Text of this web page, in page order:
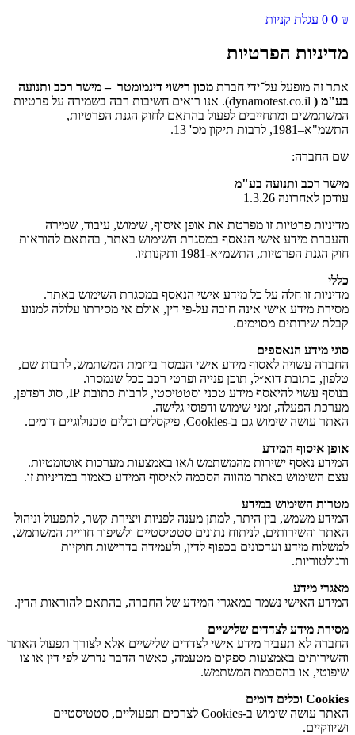
0 ₪
0 עגלת קניות
מדיניות הפרטיות
אתר זה מופעל על־ידי חברת מכון רישוי דינמומטר – מישר רכב ותנועה
בע"מ (
dynamotest.co.il). אנו רואים חשיבות רבה בשמירה על פרטיות
המשתמשים ומתחייבים לפעול בהתאם לחוק הגנת הפרטיות,
התשמ"א–1981, לרבות תיקון מס' 13.
שם החברה:
מישר רכב ותנועה בע"מ
עודכן לאחרונה 1.3.26
מדיניות פרטיות זו מפרטת את אופן איסוף, שימוש, עיבוד, שמירה
והעברת מידע אישי הנאסף במסגרת השימוש באתר, בהתאם להוראות
חוק הגנת הפרטיות, התשמ״א-1981 ותקנותיו.
כללי
מדיניות זו חלה על כל מידע אישי הנאסף במסגרת השימוש באתר.
מסירת מידע אישי אינה חובה על-פי דין, אולם אי מסירתו עלולה למנוע
קבלת שירותים מסוימים.
סוגי מידע הנאספים
החברה עשויה לאסוף מידע אישי הנמסר ביוזמת המשתמש, לרבות שם,
טלפון, כתובת דוא״ל, תוכן פנייה ופרטי רכב ככל שנמסרו.
בנוסף עשוי להיאסף מידע טכני וסטטיסטי, לרבות כתובת IP, סוג דפדפן,
מערכת הפעלה, זמני שימוש ודפוסי גלישה.
האתר עושה שימוש גם ב-Cookies, פיקסלים וכלים טכנולוגיים דומים.
אופן איסוף המידע
המידע נאסף ישירות מהמשתמש ו/או באמצעות מערכות אוטומטיות.
עצם השימוש באתר מהווה הסכמה לאיסוף המידע כאמור במדיניות זו.
מטרות השימוש במידע
המידע משמש, בין היתר, למתן מענה לפניות ויצירת קשר, לתפעול וניהול
האתר והשירותים, לניתוח נתונים סטטיסטיים ולשיפור חוויית המשתמש,
למשלוח מידע ועדכונים בכפוף לדין, ולעמידה בדרישות חוקיות
ורגולטוריות.
מאגרי מידע
המידע האישי נשמר במאגרי המידע של החברה, בהתאם להוראות הדין.
מסירת מידע לצדדים שלישיים
החברה לא תעביר מידע אישי לצדדים שלישיים אלא לצורך תפעול האתר
והשירותים באמצעות ספקים מטעמה, כאשר הדבר נדרש לפי דין או צו
שיפוטי, או בהסכמת המשתמש.
Cookies וכלים דומים
האתר עושה שימוש ב-Cookies לצרכים תפעוליים, סטטיסטיים
ושיווקיים.